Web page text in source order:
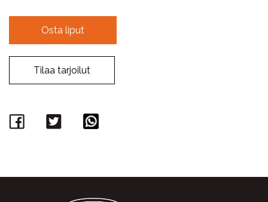
Osta liput
Tilaa tarjoilut
Facebook
Twitter